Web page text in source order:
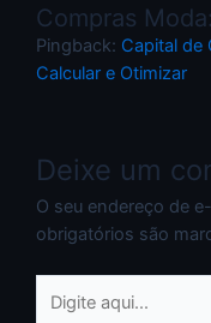
Compras
Pingback: Capital de
Calcular e Otimizar
Deixe um
O seu endereço de
obrigatórios são
aqui...